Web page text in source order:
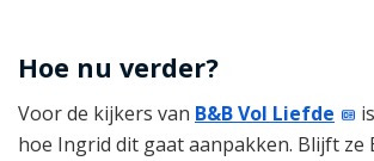
Hoe nu verder?
Voor de kijkers van B&B Vol Liefde
hoe Ingrid dit gaat aanpakken. Blijft ze